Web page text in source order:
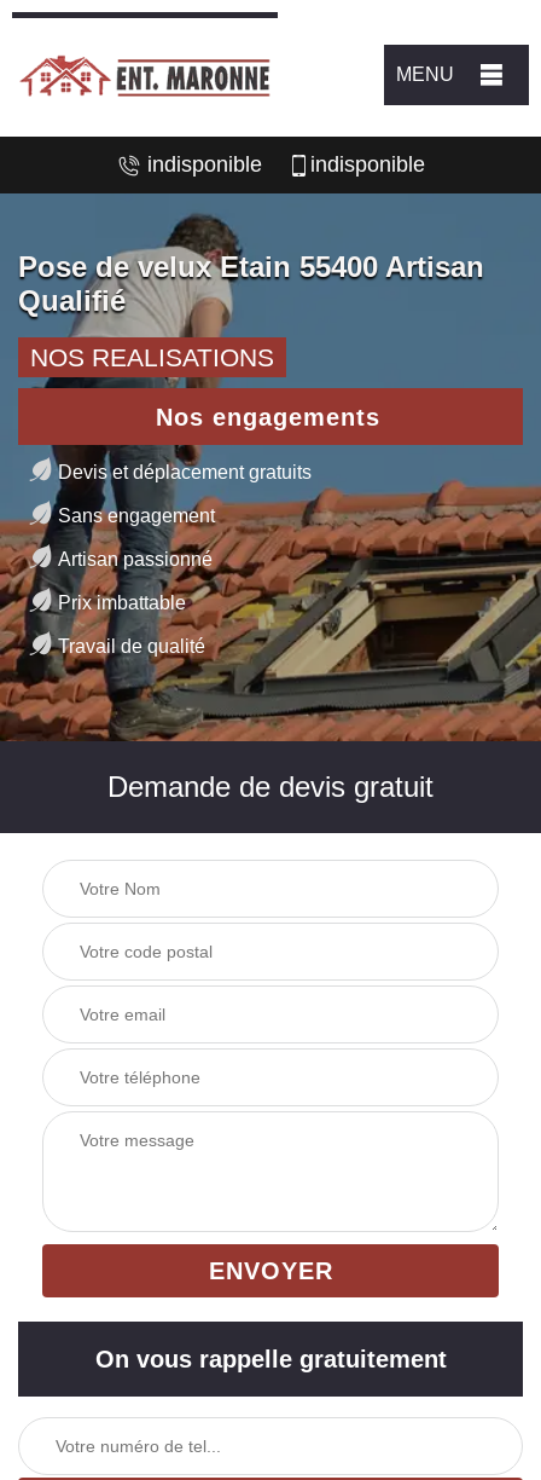
MENU
indisponible indisponible
Pose de velux Etain 55400 Artisan
Qualifié
NOS REALISATIONS
Nos engagements
Devis et déplacement gratuits
Sans engagement
Artisan passionné
Prix imbattable
Travail de qualité
Demande de devis gratuit
On vous rappelle gratuitement